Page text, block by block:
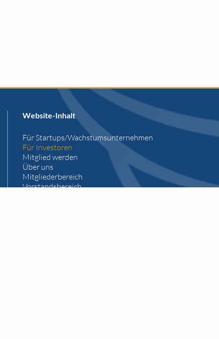
Website-Inhalt
Für Startups/Wachstumsunternehmen
Für Investoren
Mitglied werden
Über uns
Mitgliederbereich
Vorstandsbereich